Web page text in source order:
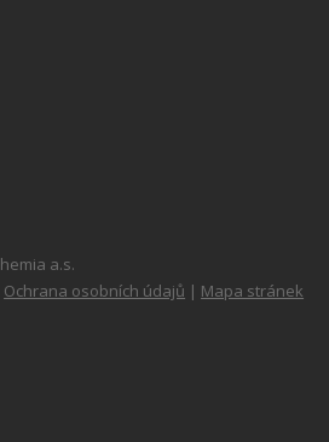
a.s.
Ochrana osobních údajů | Mapa stránek